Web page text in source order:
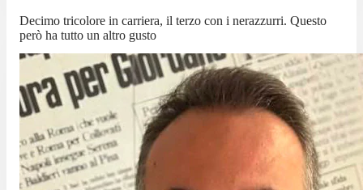
Decimo tricolore in carriera, il terzo con i nerazzurri. Questo
però ha tutto un altro gusto